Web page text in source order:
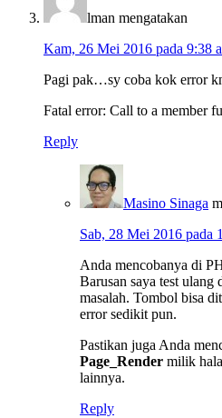
lman mengatakan
Kam, 26 Mei 2016 pada 9:38
Pagi pak…sy coba kok error
Fatal error: Call to a member
Reply
Masino Sinaga
Sab, 28 Mei 2016 pada
Anda mencobanya di
Barusan saya test
masalah. Tombol bisa
error sedikit pun.
Pastikan juga Anda
Page_Render milik
lainnya.
Reply